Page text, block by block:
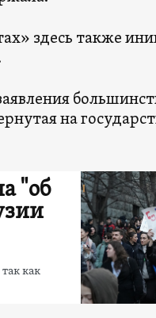
здесь также
на
"об
как